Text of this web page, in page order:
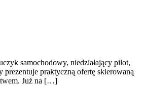
samochodowy, niedziałający pilot,
praktyczną ofertę skierowaną
Już na […]